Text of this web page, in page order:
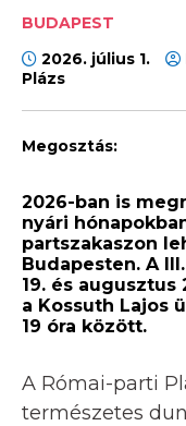
BUDAPEST
2026. július 1.
Plázs
Megosztás:
2026-ban is
nyári
partszakaszon
Budapesten. A
19. és
a Kossuth Lajos
19 óra között.
A Római-parti
természetes